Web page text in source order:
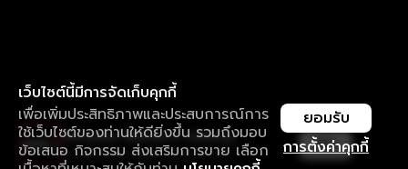
เว็บไซต์นี้มีการจัดเก็บคุกกี้
เพื่อเพิ่มประสิทธิภาพและประสบการณ์การ
ใช้เว็บไซต์ของท่านให้ดียิ่งขึ้น รวมถึงมอบ
ข้อเสนอ กิจกรรม ส่งเสริมการขาย เลือก
การตั้งค่าคุกกี้
ยอมรับ
ใช้งานแอป ลื่นไหลกว่า ไม่มีสะดุด
ดาวน์โหลดแอปเพื่อการรับชมที่ดีกว่า เปิด